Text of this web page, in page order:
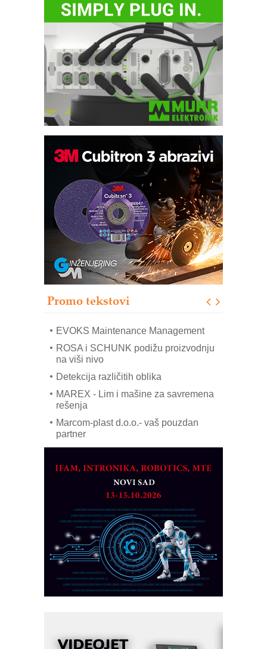
Promo tekstovi
Trajna oznaka kao dugoročna korist
Bezbednost na prvom mestu!
IB BLUMENAUER - više od 40 godina
poverenja u industriji
RMQ-TITAN ADVANCED INDICATOR
– Pametna signalizacija za efikasnije
upravljanje mašinama
Sigurnije ispitivanje transformatora u
solarnim elektranama i vetroparkovima
EVOKS Maintenance Management
ROSA i SCHUNK podižu proizvodnju
na viši nivo
Detekcija različitih oblika
MAREX - Lim i mašine za savremena
rešenja
Marcom-plast d.o.o.- vaš pouzdan
partner
obradu!
Razvoj asortimanskog pravca MINI-
PLC AKYTEC
AUKOM: Svetski standard metrologije
dostupan u Srbiji
MOTOMAN – NEXT-Robotika vođena
veštačkom inteligencijom
I.SAFE MOBILE revolucioniše
industrijsku automatizaciju
pionirskimmobile operator PANEL-OM
KIP KOP – napredna rešenja za
savremene industrijske i logističke